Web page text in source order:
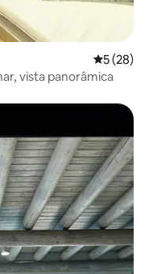
5 de uma
5 (28)
vista panorâmica